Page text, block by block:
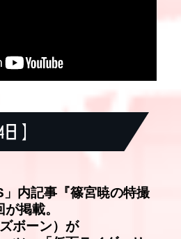
】
」内記事『篠宮暁の特撮
掲載。
ボーン）が